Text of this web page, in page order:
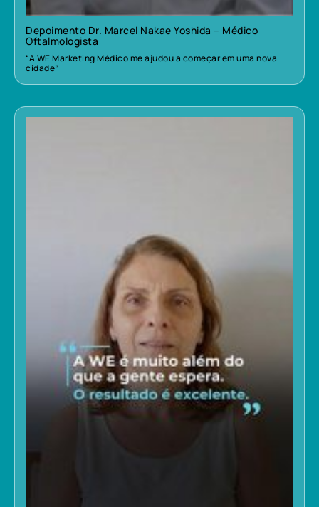
Depoimento Dr. Marcel Nakae Yoshida – Médico
Oftalmologista
“A WE Marketing Médico me ajudou a começar em uma nova
cidade”